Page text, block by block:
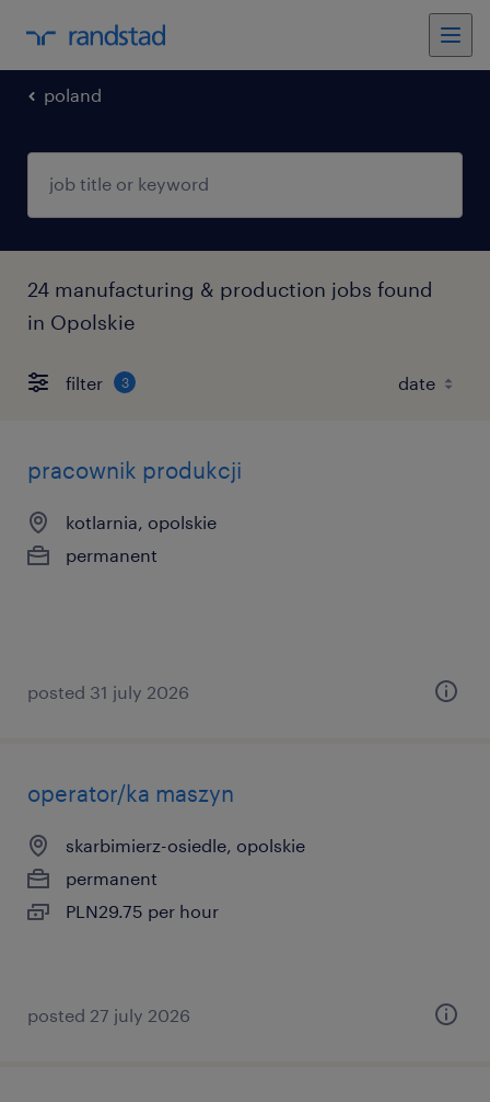
poland
24 manufacturing & production jobs found
in Opolskie
filter 3
pracownik produkcji
kotlarnia, opolskie
permanent
posted 31 july 2026
operator/ka maszyn
skarbimierz-osiedle, opolskie
permanent
PLN29.75 per hour
posted 27 july 2026